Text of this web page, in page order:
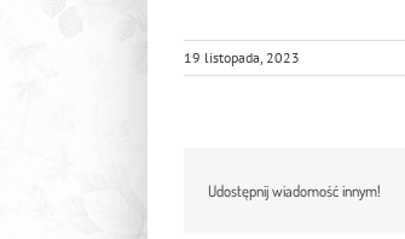
19 listopada, 2023
Udostępnij wiadomość innym!